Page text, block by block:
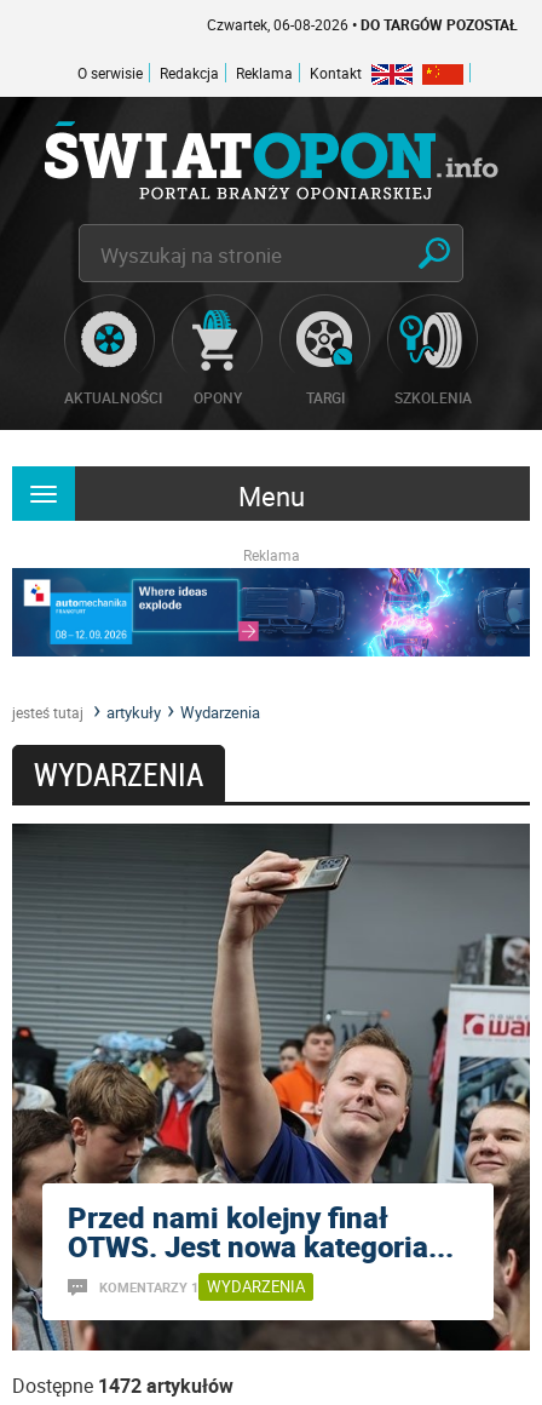
Czwartek, 06-08-2026• DO TARGÓW POZOSTAŁO -1 DNI
O serwisie Redakcja Reklama Kontakt
AKTUALNOŚCI OPONY TARGI SZKOLENIA
Menu
Rozwiń
Reklama
jesteś tutaj artykuły Wydarzenia
WYDARZENIA
Przed nami kolejny finał
OTWS. Jest nowa kategoria...
KOMENTARZY 1 WYDARZENIA
Dostępne 1472 artykułów